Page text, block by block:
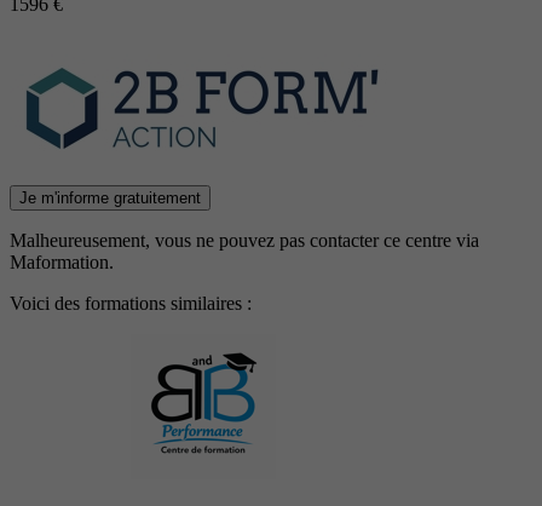
1596 €
Je m'informe gratuitement
Malheureusement, vous ne pouvez pas contacter ce centre via
Maformation.
Voici des formations similaires :